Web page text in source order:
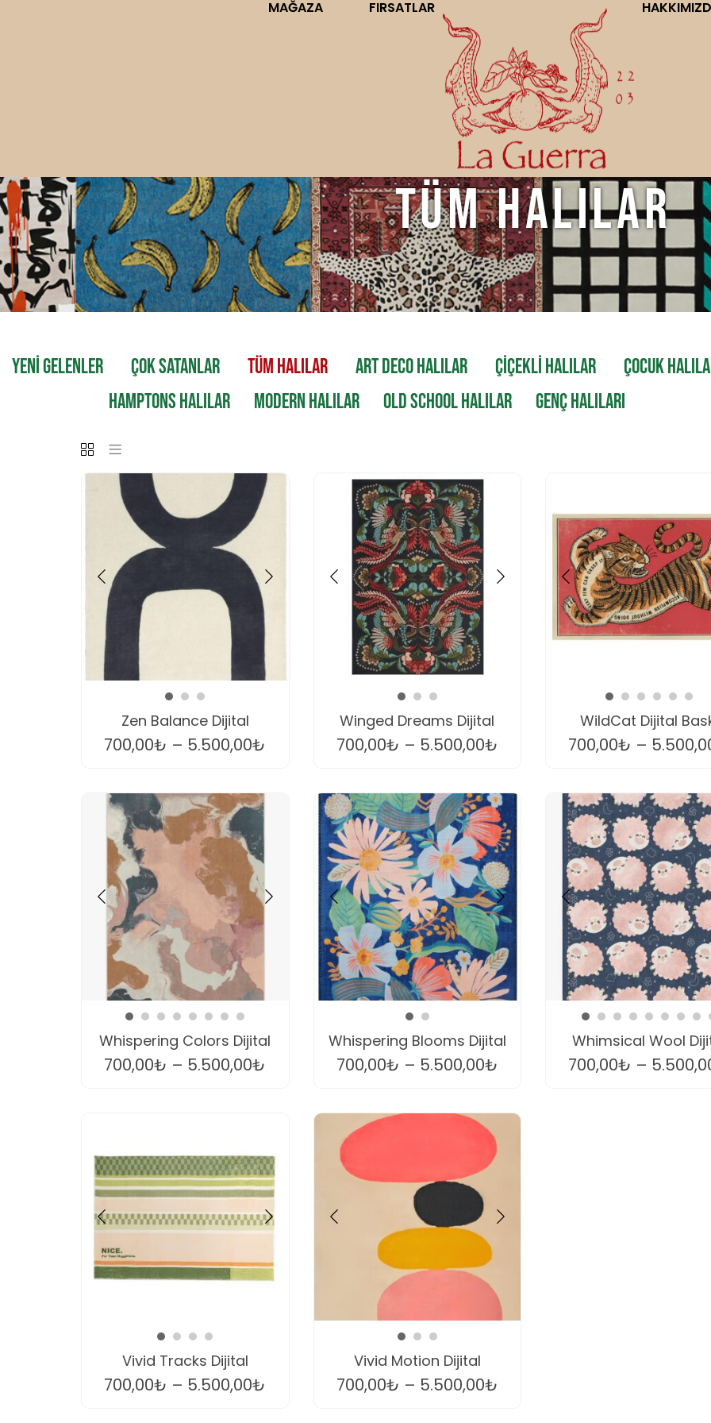
MAĞAZA FIRSATLAR
Tüm Halılar
YENİ GELENLER ÇOK SATANLAR TÜM HALILAR ART DECO HALILAR ÇİÇEKLİ HALILAR
ÇOCUK
HAMPTONS HALILAR
MODERN HALILAR OLD SCHOOL HALILAR GENÇ HALILARI
Zen Balance Dijital
700,00₺ – 5.500,00₺
Winged Dreams Dijital
700,00₺ – 5.500,00₺
WildCat Dijital
700,00₺ –
Whispering Colors Dijital
700,00₺ – 5.500,00₺
Whispering Blooms Dijital
700,00₺ – 5.500,00₺
Whimsical Wool
700,00₺ –
Vivid Tracks Dijital
700,00₺ – 5.500,00₺
Vivid Motion Dijital
700,00₺ – 5.500,00₺